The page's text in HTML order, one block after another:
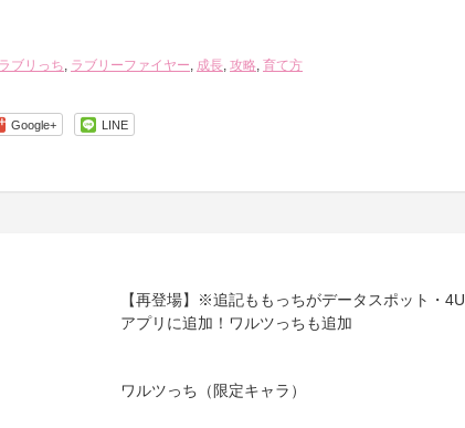
ラブリっち, ラブリーファイヤー, 成長, 攻略, 育て方
Google+ LINE
【再登場】※追記ももっちがデータスポット・4U
アプリに追加！ワルツっちも追加
ワルツっち（限定キャラ）